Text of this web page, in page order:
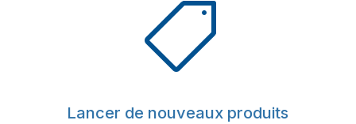

Lancer de nouveaux produits